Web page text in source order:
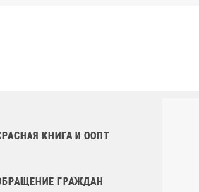
КНИГА И ООПТ
ГРАЖДАН